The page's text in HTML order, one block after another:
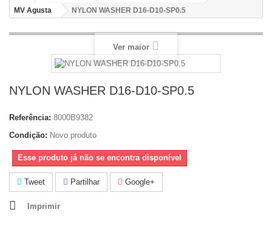
MV Agusta
NYLON WASHER D16-D10-SP0.5
Ver maior
NYLON WASHER D16-D10-SP0.5
Referência: 8000B9382
Condição: Novo produto
Esse produto já não se encontra disponível
Tweet Partilhar Google+
Imprimir